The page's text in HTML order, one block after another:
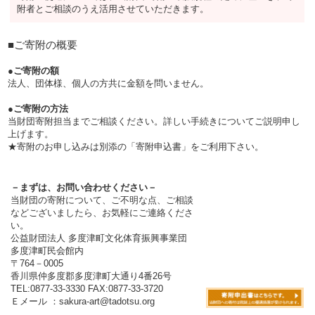
附者とご相談のうえ活用させていただきます。
■ご寄附の概要
●ご寄附の額
法人、団体様、個人の方共に金額を問いません。
●ご寄附の方法
当財団寄附担当までご相談ください。詳しい手続きについてご説明申し
上げます。
★寄附のお申し込みは別添の「寄附申込書」をご利用下さい。
－まずは、お問い合わせください－
当財団の寄附について、ご不明な点、ご相談
などございましたら、お気軽にご連絡くださ
い。
公益財団法人 多度津町文化体育振興事業団
多度津町民会館内
〒764－0005
香川県仲多度郡多度津町大通り4番26号
TEL:0877-33-3330 FAX:0877-33-3720
Ｅメール ：sakura-art@tadotsu.org